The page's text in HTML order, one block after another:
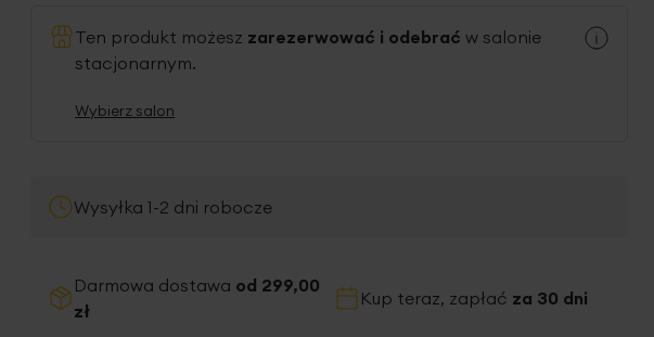
Ten produkt możesz zarezerwować i odebrać w salonie
stacjonarnym.
Wybierz salon
Wysyłka 1-2 dni robocze
Darmowa dostawa od 299,00
zł
Kup teraz, zapłać za 30 dni